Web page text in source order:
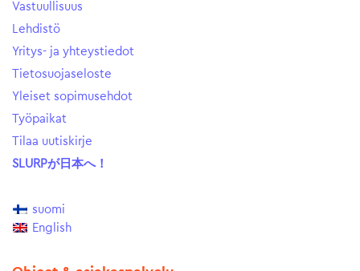
Vastuullisuus
Lehdistö
Yritys- ja yhteystiedot
Tietosuojaseloste
Yleiset sopimusehdot
Työpaikat
Tilaa uutiskirje
SLURPが日本へ！
suomi
English